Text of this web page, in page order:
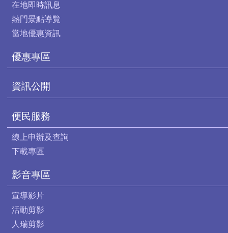
在地即時訊息
熱門景點導覽
當地優惠資訊
優惠專區
資訊公開
便民服務
線上申辦及查詢
下載專區
影音專區
宣導影片
活動剪影
人瑞剪影